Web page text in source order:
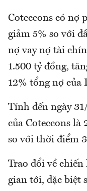
Coteccons có nợ
giảm 5% so với
nợ vay nợ tài
1.500 tỷ đồng,
12% tổng nợ của
Tính đến ngày
của Coteccons là
so với thời điểm
Trao đổi về
gian tới, đặc biệt